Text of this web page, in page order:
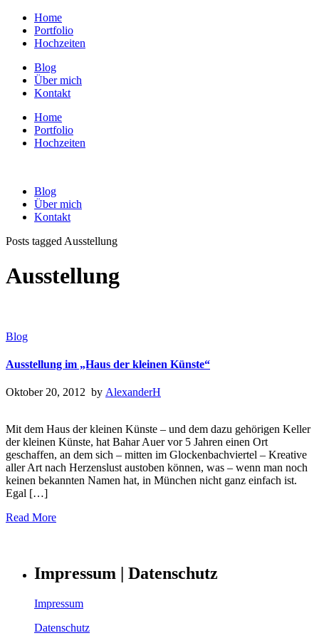
Home
Portfolio
Hochzeiten
Blog
Über mich
Kontakt
Home
Portfolio
Hochzeiten
Blog
Über mich
Kontakt
Posts tagged Ausstellung
Ausstellung
Blog
Ausstellung im „Haus der kleinen Künste“
Oktober 20, 2012 by AlexanderH
Mit dem Haus der kleinen Künste – und dem dazu gehörigen Keller
der kleinen Künste, hat Bahar Auer vor 5 Jahren einen Ort
geschaffen, an dem sich – mitten im Glockenbachviertel – Kreative
aller Art nach Herzenslust austoben können, was – wenn man noch
keinen bekannten Namen hat, in München nicht ganz einfach ist.
Egal […]
Read More
Impressum | Datenschutz
Impressum
Datenschutz